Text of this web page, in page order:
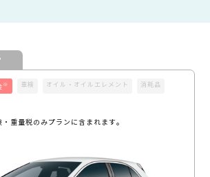
※ 車検 オイル・オイルエレメント 消耗品
重量税のみプランに含まれます。